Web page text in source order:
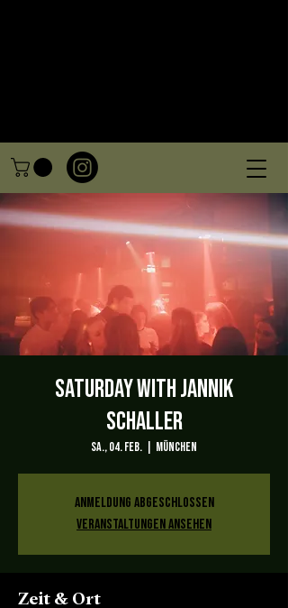
Saturday with Jannik
Schaller
Sa., 04. Feb. München
Anmeldung abgeschlossen
Veranstaltungen ansehen
Zeit & Ort